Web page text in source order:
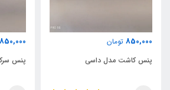
850,000 تومان
پنس کاشت مدل داسی
850,000
پنس